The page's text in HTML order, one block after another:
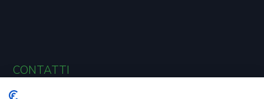
CONTATTI